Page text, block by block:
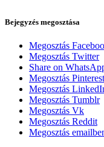
Bejegyzés megosztása
Megosztás
Megosztás Twitter
Share on
Megosztás Pinterest
Megosztás
Megosztás Tumblr
Megosztás Vk
Megosztás Reddit
Megosztás